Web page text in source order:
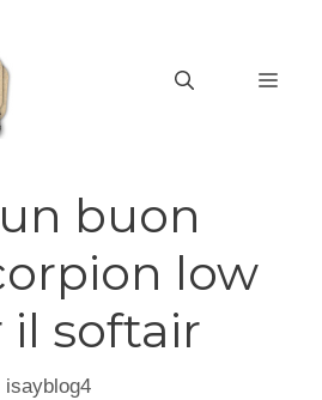
buon
low
il softair
isayblog4